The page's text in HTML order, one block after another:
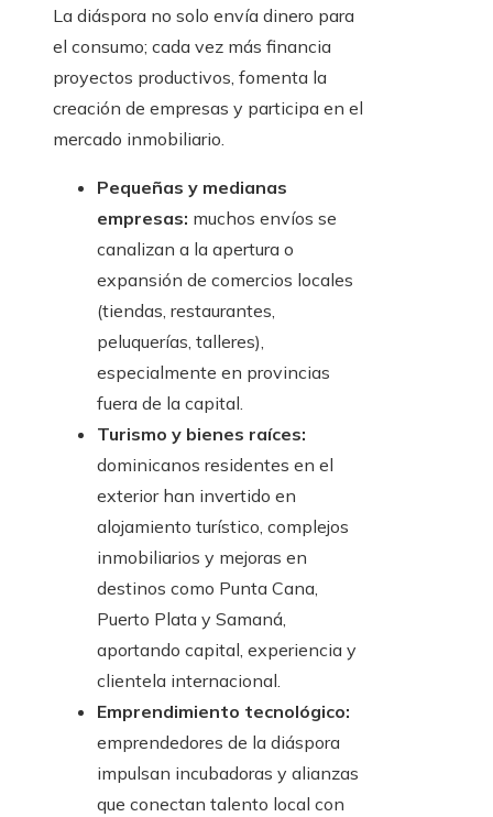
La diáspora no solo envía dinero para
el consumo; cada vez más financia
proyectos productivos, fomenta la
creación de empresas y participa en el
mercado inmobiliario.
Pequeñas y medianas
empresas: muchos envíos se
canalizan a la apertura o
expansión de comercios locales
(tiendas, restaurantes,
peluquerías, talleres),
especialmente en provincias
fuera de la capital.
Turismo y bienes raíces:
dominicanos residentes en el
exterior han invertido en
alojamiento turístico, complejos
inmobiliarios y mejoras en
destinos como Punta Cana,
Puerto Plata y Samaná,
aportando capital, experiencia y
clientela internacional.
Emprendimiento tecnológico:
emprendedores de la diáspora
impulsan incubadoras y alianzas
que conectan talento local con